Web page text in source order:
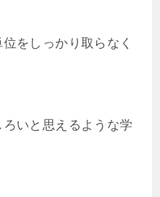
をしっかり取らなく
いと思えるような学